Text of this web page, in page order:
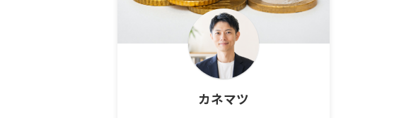
カネマツ